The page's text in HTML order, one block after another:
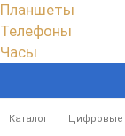
Планшеты
Телефоны
Часы
Каталог Цифровые